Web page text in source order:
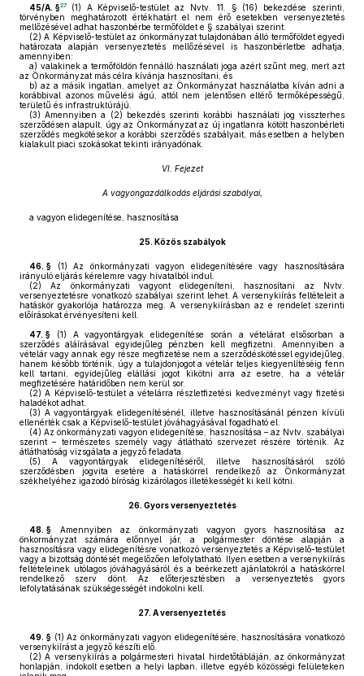
45/A. §27 (1) A Képviselő-testület az Nvtv. 11. § (16) bekezdése szerinti,
törvényben meghatározott értékhatárt el nem érő esetekben versenyeztetés
mellőzésével adhat haszonbérbe termőföldet e § szabályai szerint.
(2) A Képviselő-testület az önkormányzat tulajdonában álló termőföldet egyedi
határozata alapján versenyeztetés mellőzésével is haszonbérletbe adhatja,
amennyiben:
a) valakinek a termőföldön fennálló használati joga azért szűnt meg, mert azt
az Önkormányzat más célra kívánja hasznosítani, és
b) az a másik ingatlan, amelyet az Önkormányzat használatba kíván adni a
korábbival azonos művelési ágú, attól nem jelentősen eltérő termőképességű,
területű és infrastruktúrájú.
(3) Amennyiben a (2) bekezdés szerinti korábbi használati jog visszterhes
szerződésen alapult, úgy az Önkormányzat az új ingatlanra kötött haszonbérleti
szerződés megkötésekor a korábbi szerződés szabályait, más esetben a helyben
kialakult piaci szokásokat tekinti irányadónak.
VI. Fejezet
A vagyongazdálkodás eljárási szabályai,
a vagyon elidegenítése, hasznosítása
25. Közös szabályok
46. § (1) Az önkormányzati vagyon elidegenítésére vagy hasznosítására
irányuló eljárás kérelemre vagy hivatalból indul.
(2) Az önkormányzati vagyont elidegeníteni, hasznosítani az Nvtv.
versenyeztetésre vonatkozó szabályai szerint lehet. A versenykiírás feltételeit a
hatáskör gyakorlója határozza meg. A versenykiírásban az e rendelet szerinti
előírásokat érvényesíteni kell.
47. § (1) A vagyontárgyak elidegenítése során a vételárat elsősorban a
szerződés aláírásával egyidejűleg pénzben kell megfizetni. Amennyiben a
vételár vagy annak egy része megfizetése nem a szerződéskötéssel egyidejűleg,
hanem később történik, úgy a tulajdonjogot a vételár teljes kiegyenlítéséig fenn
kell tartani, egyidejűleg elállási jogot kikötni arra az esetre, ha a vételár
megfizetésére határidőben nem kerül sor.
(2) A Képviselő-testület a vételárra részletfizetési kedvezményt vagy fizetési
haladékot adhat.
(3) A vagyontárgyak elidegenítésénél, illetve hasznosításánál pénzen kívüli
ellenérték csak a Képviselő-testület jóváhagyásával fogadható el.
(4) Az önkormányzati vagyon elidegenítése, hasznosítása – az Nvtv. szabályai
szerint – természetes személy vagy átlátható szervezet részére történik. Az
átláthatóság vizsgálata a jegyző feladata.
(5) A vagyontárgyak elidegenítéséről, illetve hasznosításáról szóló
szerződésben jogvita esetére a hatáskörrel rendelkező az Önkormányzat
székhelyéhez igazodó bíróság kizárólagos illetékességét ki kell kötni.
26. Gyors versenyeztetés
48. § Amennyiben az önkormányzati vagyon gyors hasznosítása az
önkormányzat számára előnnyel jár, a polgármester döntése alapján a
hasznosításra vagy elidegenítésre vonatkozó versenyeztetés a Képviselő-testület
vagy a bizottság döntését megelőzően lefolytatható. Ilyen esetben a versenykiírás
feltételeinek utólagos jóváhagyásáról és a beérkezett ajánlatokról a hatáskörrel
rendelkező szerv dönt. Az előterjesztésben a versenyeztetés gyors
lefolytatásának szükségességét indokolni kell.
27. A versenyeztetés
49. § (1) Az önkormányzati vagyon elidegenítésére, hasznosítására vonatkozó
versenykiírást a jegyző készíti elő.
(2) A versenykiírás a polgármesteri hivatal hirdetőtábláján, az önkormányzat
honlapján, indokolt esetben a helyi lapban, illetve egyéb közösségi felületeken